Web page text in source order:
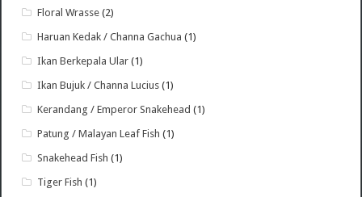
Floral Wrasse (2)
Haruan Kedak / Channa Gachua (1)
Ikan Berkepala Ular (1)
Ikan Bujuk / Channa Lucius (1)
Kerandang / Emperor Snakehead (1)
Patung / Malayan Leaf Fish (1)
Snakehead Fish (1)
Tiger Fish (1)